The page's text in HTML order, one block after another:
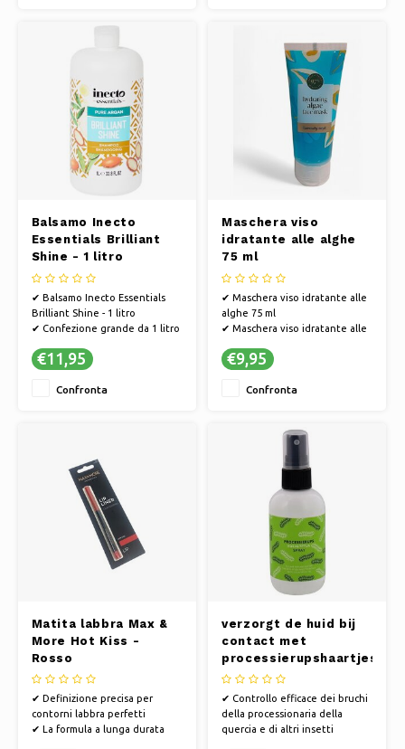
Balsamo Inecto
Essentials Brilliant
Shine - 1 litro
✔ Balsamo Inecto Essentials
Brilliant Shine - 1 litro
✔ Confezione grande da 1 litro
✔ Balsamo per capelli lucenti e
€11,95
Confronta
Maschera viso
idratante alle alghe
75 ml
✔ Maschera viso idratante alle
alghe 75 ml
✔ Maschera viso idratante alle
✔ Dona una pelle idratata e
€9,95
Confronta
Matita labbra Max &
More Hot Kiss -
Rosso
✔ Definizione precisa per
contorni labbra perfetti
✔ La formula a lunga durata
verzorgt de huid bij
contact met
processierupshaartjes.
Deze spray is
speciaal ontwikkeld
om direct verkoeling
en verlichting te
✔ Controllo efficace dei bruchi
della processionaria della
quercia e di altri insetti